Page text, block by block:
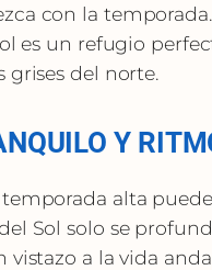
con la
es un refugio
grises del norte.
Y
alta
Sol solo se
vistazo a la vida